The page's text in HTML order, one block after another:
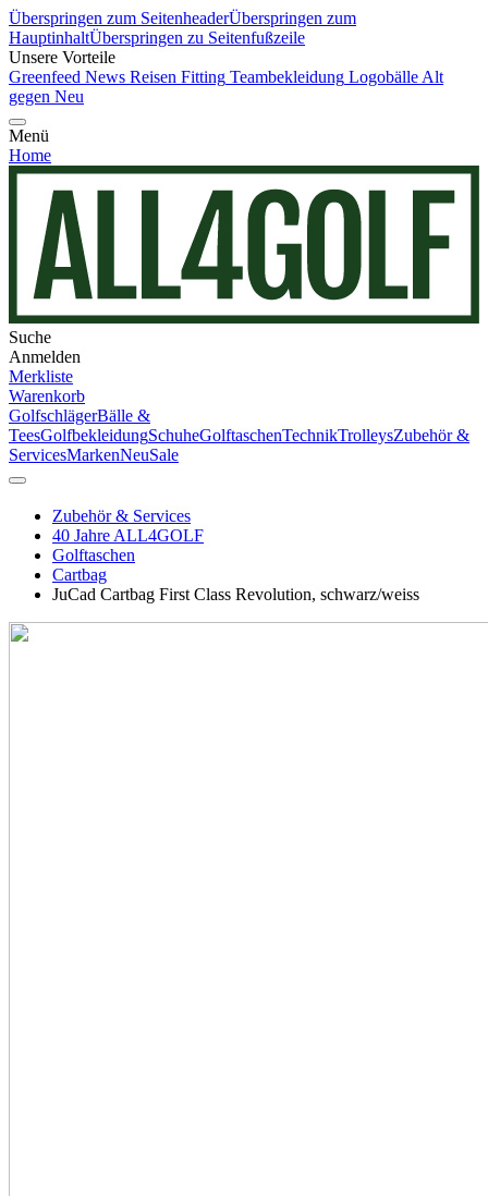
Überspringen zum SeitenheaderÜberspringen zum
HauptinhaltÜberspringen zu Seitenfußzeile
Unsere Vorteile
Greenfeed News Reisen Fitting Teambekleidung Logobälle Alt
gegen Neu
Menü
Home
Suche
Anmelden
Merkliste
Warenkorb
GolfschlägerBälle &
TeesGolfbekleidungSchuheGolftaschenTechnikTrolleysZubehör &
ServicesMarkenNeuSale
Zubehör & Services
40 Jahre ALL4GOLF
Golftaschen
Cartbag
JuCad Cartbag First Class Revolution, schwarz/weiss